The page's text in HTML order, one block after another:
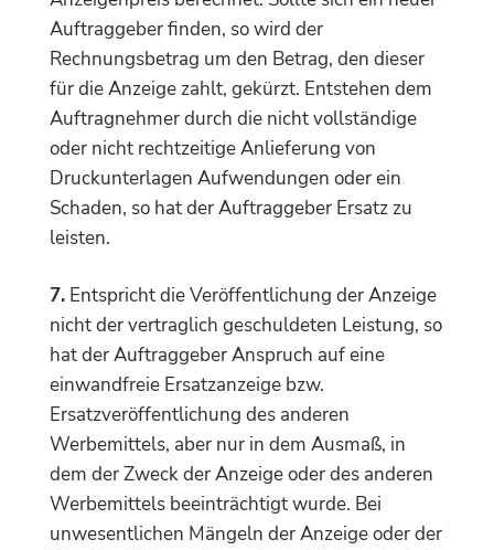
Auftraggeber finden, so wird der
Rechnungsbetrag um den Betrag, den dieser
für die Anzeige zahlt, gekürzt. Entstehen dem
Auftragnehmer durch die nicht vollständige
oder nicht rechtzeitige Anlieferung von
Druckunterlagen Aufwendungen oder ein
Schaden, so hat der Auftraggeber Ersatz zu
leisten.
7.Entspricht die Veröffentlichung der Anzeige
nicht der vertraglich geschuldeten Leistung, so
hat der Auftraggeber Anspruch auf eine
einwandfreie Ersatzanzeige bzw.
Ersatzveröffentlichung des anderen
Werbemittels, aber nur in dem Ausmaß, in
dem der Zweck der Anzeige oder des anderen
Werbemittels beeinträchtigt wurde. Bei
unwesentlichen Mängeln der Anzeige oder der